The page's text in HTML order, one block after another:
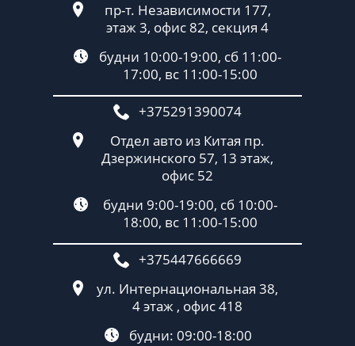
пр-т. Независимости 177,
этаж 3, офис 82, секция 4
будни 10:00-19:00, сб 11:00-
17:00, вс 11:00-15:00
+375291390074
Отдел авто из Китая пр.
Дзержинского 57, 13 этаж,
офис 52
будни 9:00-19:00, сб 10:00-
18:00, вс 11:00-15:00
+375447666669
ул. Интернациональная 38,
4 этаж , офис 418
будни: 09:00-18:00